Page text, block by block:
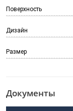
Поверхность
Дизайн
Размер
Документы